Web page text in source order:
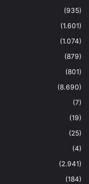
(935)
(1.601)
(1.074)
(879)
(801)
(8.690)
(7)
(19)
(25)
(4)
(2.941)
(184)